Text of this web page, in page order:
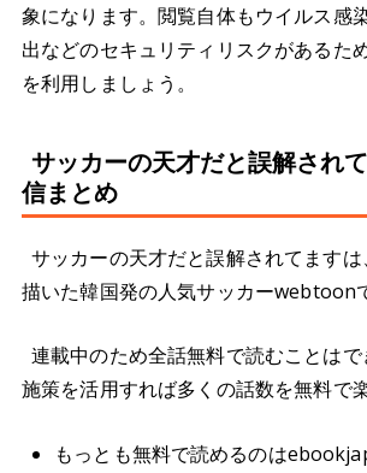
象になります。閲覧自体もウイルス感
出などのセキュリティリスクがあるた
を利用しましょう。
サッカーの天才だと誤解され
信まとめ
サッカーの天才だと誤解されてます
描いた韓国発の人気サッカーwebtoon
連載中のため全話無料で読むことは
施策を活用すれば多くの話数を無料で
もっとも無料で読めるのは